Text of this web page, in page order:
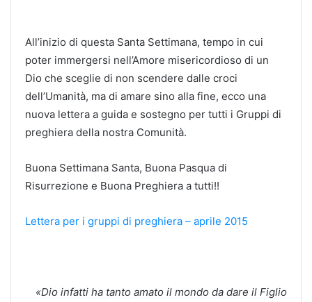
All’inizio di questa Santa Settimana, tempo in cui
poter immergersi nell’Amore misericordioso di un
Dio che sceglie di non scendere dalle croci
dell’Umanità, ma di amare sino alla fine, ecco una
nuova lettera a guida e sostegno per tutti i Gruppi di
preghiera della nostra Comunità.
Buona Settimana Santa, Buona Pasqua di
Risurrezione e Buona Preghiera a tutti!!
Lettera per i gruppi di preghiera – aprile 2015
«Dio infatti ha tanto amato il mondo da dare il Figlio